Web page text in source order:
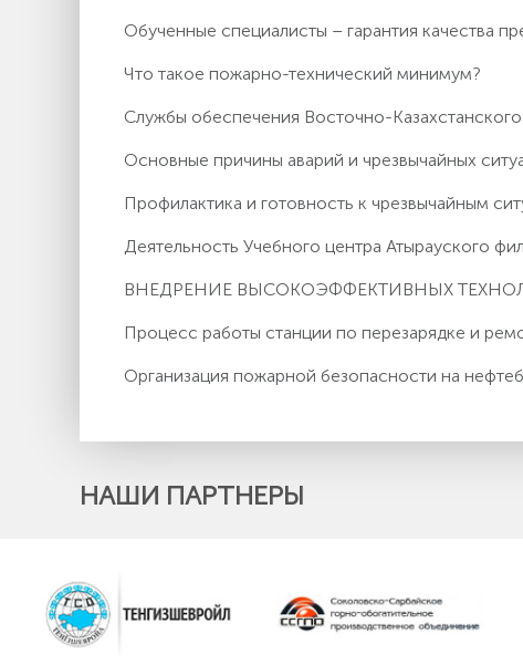
Обученные специалисты – гарантия качества
Что такое пожарно-технический минимум?
Службы обеспечения Восточно-
Основные причины аварий и чрезвычайных
Профилактика и готовность к чрезвычайным
Деятельность Учебного центра Атырауского
ВНЕДРЕНИЕ ВЫСОКОЭФФЕКТИВНЫХ
Процесс работы станции по перезарядке и
Организация пожарной безопасности на
НАШИ ПАРТНЕРЫ